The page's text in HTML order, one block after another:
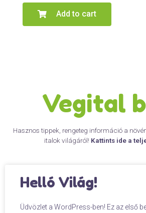
Add to cart
Vegital
Hasznos tippek, rengeteg információ a
italok világáról! Kattints ide a
Helló Világ!
Üdvözlet a WordPress-ben! Ez az első